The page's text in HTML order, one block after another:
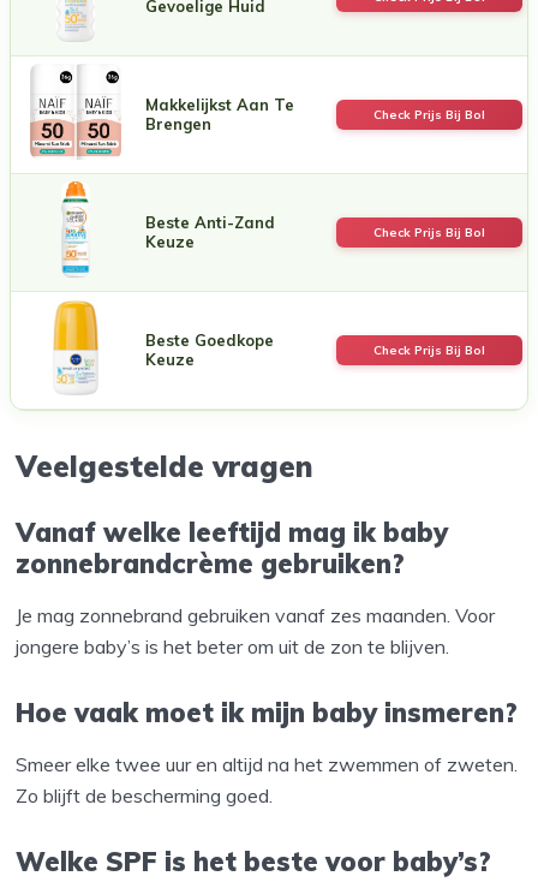
Gevoelige Huid
Makkelijkst Aan Te
Brengen
Check Prijs Bij Bol
Beste Anti-Zand
Keuze
Check Prijs Bij Bol
Beste Goedkope
Keuze
Check Prijs Bij Bol
Veelgestelde vragen
Vanaf welke leeftijd mag ik baby
zonnebrandcrème gebruiken?
Je mag zonnebrand gebruiken vanaf zes maanden. Voor
jongere baby’s is het beter om uit de zon te blijven.
Hoe vaak moet ik mijn baby insmeren?
Smeer elke twee uur en altijd na het zwemmen of zweten.
Zo blijft de bescherming goed.
Welke SPF is het beste voor baby’s?